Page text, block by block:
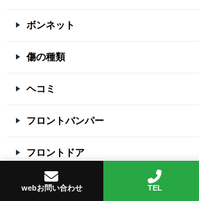
ボンネット
傷の種類
ヘコミ
フロントバンパー
フロントドア
破損
webお問い合わせ TEL